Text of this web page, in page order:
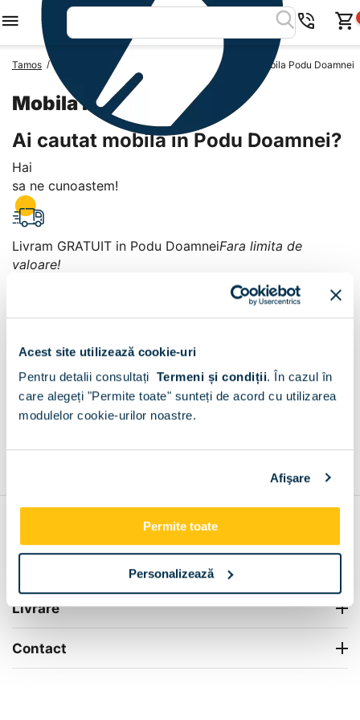
Acest site utilizează cookie-uri
Pentru detalii consultați Termeni și condiții. În cazul în
care alegeți "Permite toate" sunteți de acord cu utilizarea
modulelor cookie-urilor noastre.
Afişare
Permite toate
Personalizează
Tamos / Mobila Romania Mobila Judetul Giurgiu Mobila Podu Doamnei
Mobila Podu Doamnei
Ai cautat mobila in Podu Doamnei?
Hai
sa ne cunoastem!
Livram GRATUIT in Podu DoamneiFara limita de
valoare!
Plata la livrare sau in magazin
+
Grantie de producator 24 luni Rezolvam orice situatie!
Livrare
Contact